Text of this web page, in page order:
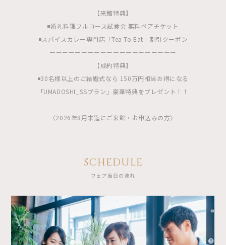
【来館特典】
◾️婚礼料理フルコース試食会 無料ペアチケット
◾️スパイスカレー専門店「Tea To Eat」割引クーポン
ーーーーーーーーーーーーーーーーーーーー
【成約特典】
◾️30名様以上のご結婚式なら 150万円相当お得になる
「UMADOSHI_SSプラン」豪華特典をプレゼント！！
〈2026年8月末迄にご来館・お申込みの方〉
SCHEDULE
フェア当日の流れ